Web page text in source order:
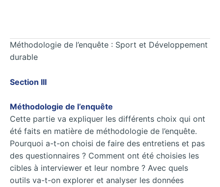
Méthodologie de l’enquête : Sport et Développement
durable
Section III
Méthodologie de l’enquête
Cette partie va expliquer les différents choix qui ont
été faits en matière de méthodologie de l’enquête.
Pourquoi a-t-on choisi de faire des entretiens et pas
des questionnaires ? Comment ont été choisies les
cibles à interviewer et leur nombre ? Avec quels
outils va-t-on explorer et analyser les données